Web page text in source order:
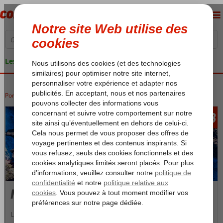
Les garanties de vacances
Portugal Madère
àpd 338
Madère
Laissez-vous envoûter par la beauté des fleurs de Madère. Ce petit